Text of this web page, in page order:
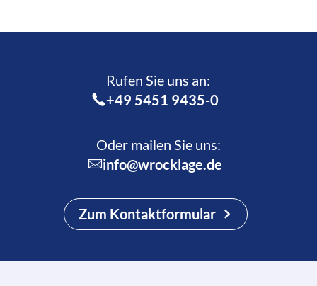
Rufen Sie uns an:­
+49 5451 9435-0
Oder mailen Sie uns:
info@wrocklage.de
Zum Kontaktformular